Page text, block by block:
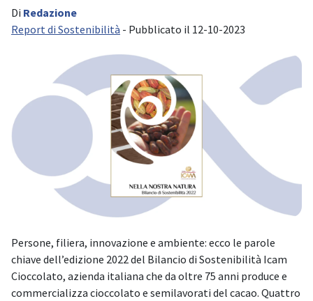
Di Redazione
Report di Sostenibilità - Pubblicato il 12-10-2023
Persone, filiera, innovazione e ambiente: ecco le parole
chiave dell’edizione 2022 del Bilancio di Sostenibilità Icam
Cioccolato, azienda italiana che da oltre 75 anni produce e
commercializza cioccolato e semilavorati del cacao. Quattro